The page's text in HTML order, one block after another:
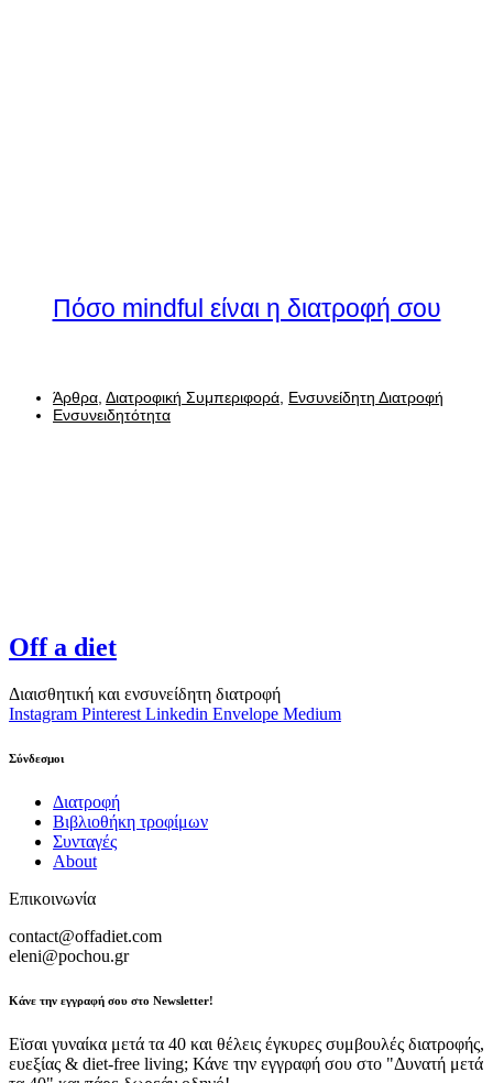
Πόσο mindful είναι η διατροφή σου
Άρθρα, Διατροφική Συμπεριφορά, Ενσυνείδητη Διατροφή
Ενσυνειδητότητα
Off a diet
Διαισθητική και ενσυνείδητη διατροφή
Instagram Pinterest Linkedin Envelope Medium
Σύνδεσμοι
Διατροφή
Βιβλιοθήκη τροφίμων
Συνταγές
About
Επικοινωνία
contact@offadiet.com
eleni@pochou.gr
Κάνε την εγγραφή σου στο Newsletter!
Εϊσαι γυναίκα μετά τα 40 και θέλεις έγκυρες συμβουλές διατροφής,
ευεξίας & diet-free living; Κάνε την εγγραφή σου στο "Δυνατή μετά